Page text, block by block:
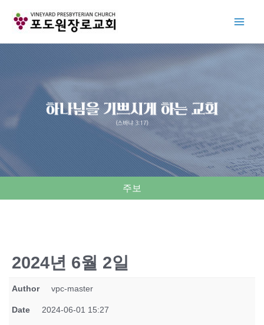
주보
2024년 6월 2일
Author vpc-master
Date 2024-06-01 15:27